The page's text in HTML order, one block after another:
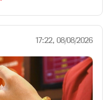
17:22, 08/08/2026